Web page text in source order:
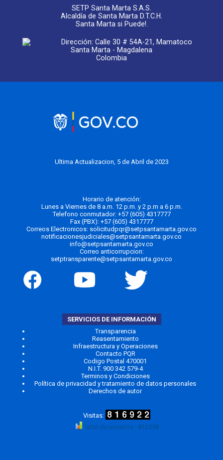
SETP Santa Marta S.A.S.
Alcaldía de Santa Marta D.T.C.H.
Santa Marta si Puede!.
Dirección: Calle 30 # 54A-21, Mamatoco
Santa Marta - Magdalena
Colombia
Ultima Actualizacion, 5 de Abril de 2023
Horario de atención:
Lunes a Viernes de 8 a.m. 12 p.m. y 2 p.m a 6 p.m.
Telefono conmutador: +57 (605) 4317777
Fax (PBX): +57 (605) 4317777
Correos Electronicos: solicitudpqr@setpsantamarta.gov.co
notificacionesjudiciales@setpsantamarta.gov.co
info@setpsantamarta.gov.co
Correo anticorrupcion:
setptransparente@setpsantamarta.gov.co
SERVICIOS DE INFORMACIÓN
Transparencia
Reasentamiento
Infraestructura y Operaciones
Contacto PQR
Codigo Postal 470001
N.I.T. 900 342 579-4
Terminos y Condiciones
Política de privacidad y tratamiento de datos personales
Derechos de autor
Total de usuarios : 812598